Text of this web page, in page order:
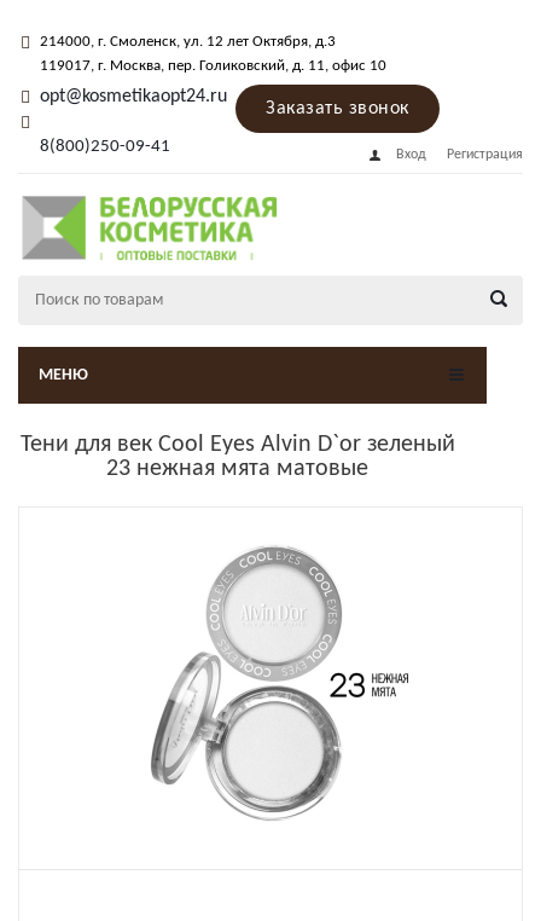
214000, г. Смоленск, ул. 12 лет Октября, д.3
119017, г. Москва, пер. Голиковский, д. 11, офис 10
opt@kosmetikaopt24.ru
8(800)250-09-41
Заказать звонок
Вход Регистрация
МЕНЮ
Тени для век Cool Eyes Alvin D`or зеленый
23 нежная мята матовые